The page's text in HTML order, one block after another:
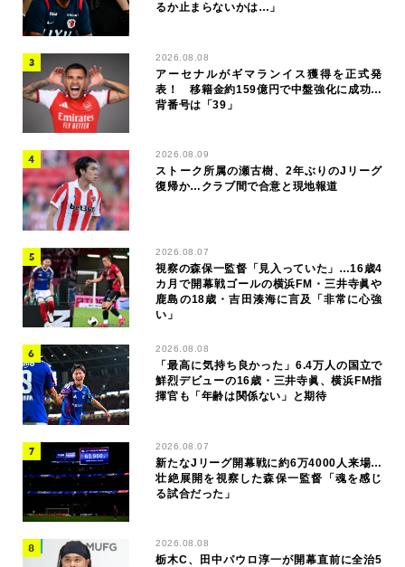
るか止まらないかは…」
2026.08.08
アーセナルがギマランイス獲得を正式発
表！ 移籍金約159億円で中盤強化に成功…
背番号は「39」
2026.08.09
ストーク所属の瀬古樹、2年ぶりのJリーグ
復帰か…クラブ間で合意と現地報道
2026.08.07
視察の森保一監督「見入っていた」…16歳4
カ月で開幕戦ゴールの横浜FM・三井寺眞や
鹿島の18歳・吉田湊海に言及「非常に心強
い」
2026.08.08
「最高に気持ち良かった」6.4万人の国立で
鮮烈デビューの16歳・三井寺眞、横浜FM指
揮官も「年齢は関係ない」と期待
2026.08.07
新たなJリーグ開幕戦に約6万4000人来場…
壮絶展開を視察した森保一監督「魂を感じ
る試合だった」
2026.08.08
栃木C、田中パウロ淳一が開幕直前に全治5